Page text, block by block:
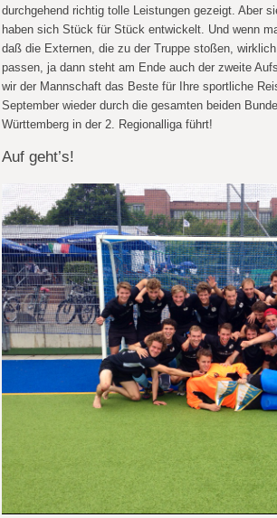
durchgehend richtig tolle Leistungen gezeigt. Aber
haben sich Stück für Stück entwickelt. Und wenn
daß die Externen, die zu der Truppe stoßen,
passen, ja dann steht am Ende auch der zweite
wir der Mannschaft das Beste für Ihre sportliche
September wieder durch die gesamten beiden
Württemberg in der 2. Regionalliga führt!
Auf geht’s!